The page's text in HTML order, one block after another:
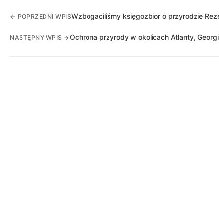
← POPRZEDNI WPISWzbogaciliśmy księgozbior o przyrodzie
NASTĘPNY WPIS →Ochrona przyrody w okolicach Atlanty,